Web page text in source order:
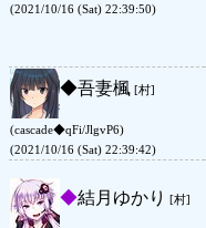
(2021/10/16 (Sat) 22:39:50)
◆吾妻楓 [村]
(cascade◆qFi/JlgvP6)
(2021/10/16 (Sat) 22:39:42)
◆結月ゆかり [村]